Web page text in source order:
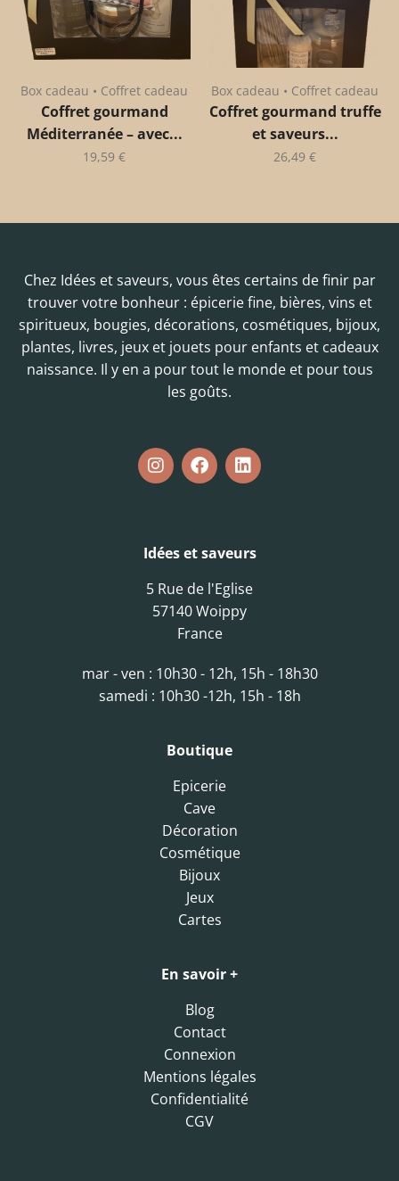
Box cadeau • Coffret cadeau
Coffret gourmand
Méditerranée – avec...
19,59 €
Box cadeau • Coffret cadeau
Coffret gourmand truffe
et saveurs...
26,49 €
Chez Idées et saveurs, vous êtes certains de finir par
trouver votre bonheur : épicerie fine, bières, vins et
spiritueux, bougies, décorations, cosmétiques, bijoux,
plantes, livres, jeux et jouets pour enfants et cadeaux
naissance. Il y en a pour tout le monde et pour tous
les goûts.
Idées et saveurs
5 Rue de l'Eglise
57140 Woippy
France
mar - ven : 10h30 - 12h, 15h - 18h30
samedi : 10h30 -12h, 15h - 18h
Boutique
Epicerie
Cave
Décoration
Cosmétique
Bijoux
Jeux
Cartes
En savoir +
Blog
Contact
Connexion
Mentions légales
Confidentialité
CGV